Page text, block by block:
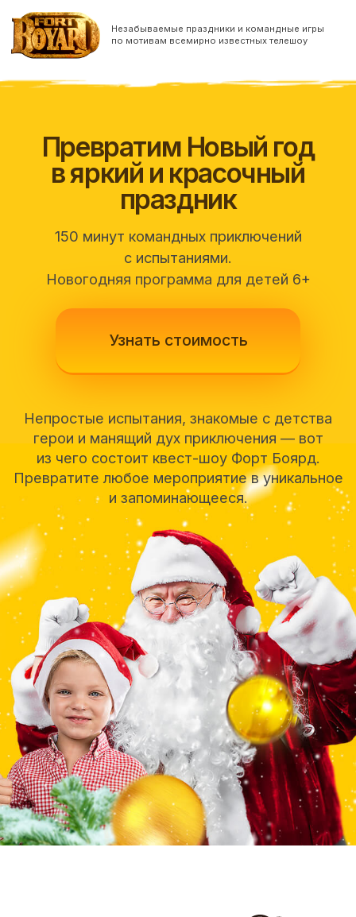
Незабываемые праздники и командные игры
по мотивам всемирно известных телешоу
праздник
150 минут командных приключений
с испытаниями.
Новогодняя программа для детей 6+
герои и манящий дух приключения — вот
Превратите любое мероприятие в уникальное
Узнать стоимость
От 8 человек
Гарантия восторга
100%
Варианты для
детей от 6 лет
и взрослых
Море позитивных
эмоций